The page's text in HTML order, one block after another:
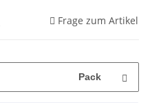
Frage zum Artikel
Pack